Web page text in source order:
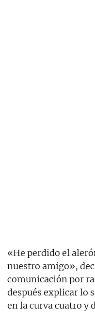
«He perdido el
nuestro amigo»,
comunicación por
después explicar lo
en la curva cuatro y